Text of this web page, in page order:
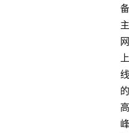
备
主
网
上
线
的
高
峰